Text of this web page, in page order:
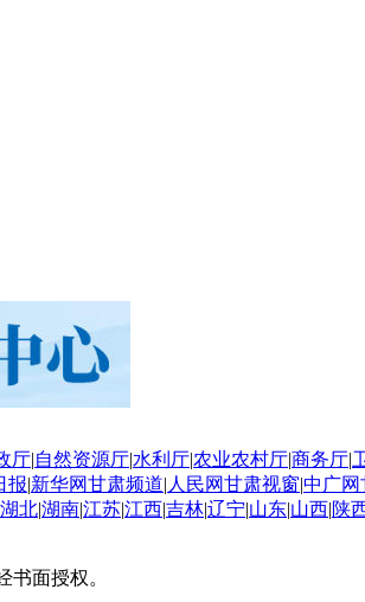
厅|自然资源厅|水利厅|农业农村厅|商务厅|
报|新华网甘肃频道| 人民网甘肃视窗|中广网
湖北|湖南|江苏|江西|吉林|辽宁|山东|山西|陕
面授权。